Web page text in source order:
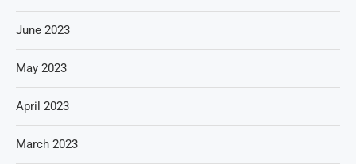
June 2023
May 2023
April 2023
March 2023